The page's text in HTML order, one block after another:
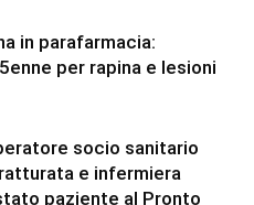
in parafarmacia:
per rapina e lesioni
socio sanitario
e infermiera
paziente al Pronto